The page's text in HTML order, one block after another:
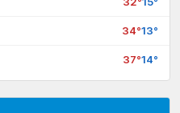
34°13°
37°14°